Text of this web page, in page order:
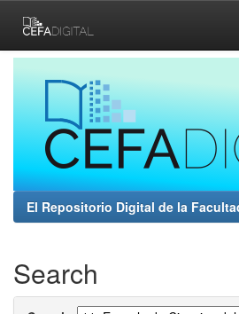
navigation
El Repositorio Digital de la
Search